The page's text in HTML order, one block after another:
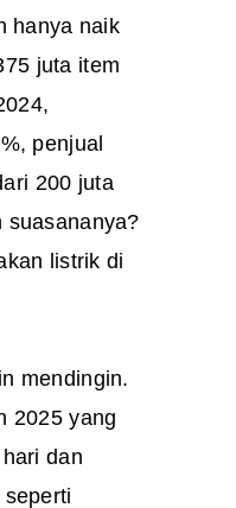
hanya naik
juta item
penjual
200 juta
suasananya?
listrik di
mendingin.
2025 yang
dan